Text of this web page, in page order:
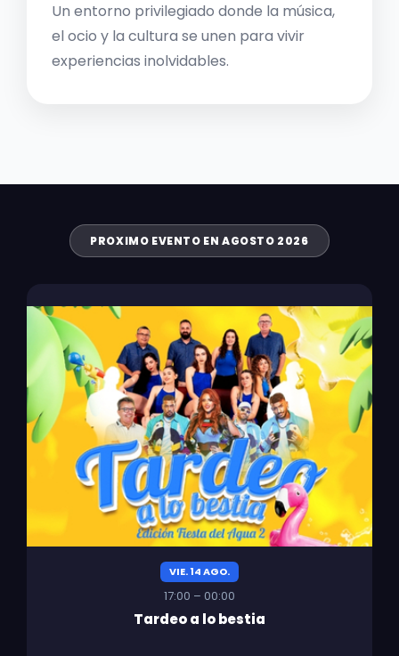
Un entorno privilegiado donde la música,
el ocio y la cultura se unen para vivir
experiencias inolvidables.
PROXIMO EVENTO EN AGOSTO 2026
VIE. 14 AGO.
17:00 – 00:00
Tardeo a lo bestia